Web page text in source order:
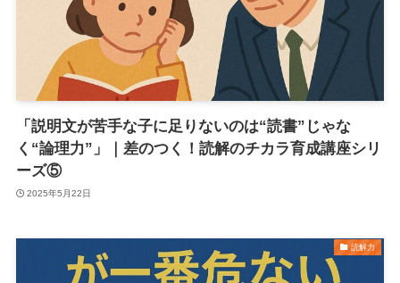
「説明文が苦手な子に足りないのは“読書”じゃな
く“論理力”」｜差のつく！読解のチカラ育成講座シリ
ーズ⑤
2025年5月22日
読解力